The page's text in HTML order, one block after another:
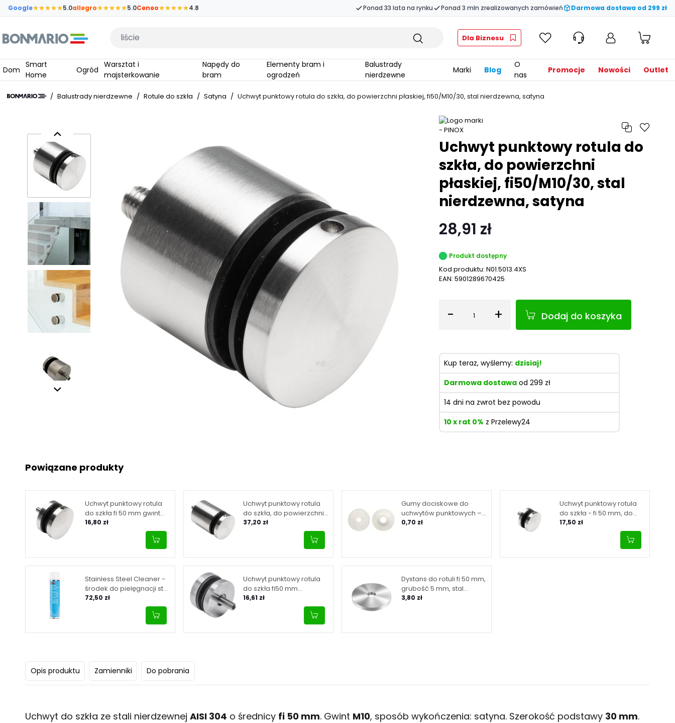
Przejdź do głównej zawartości strony
Google 5.0allegro 5.0Ceneo 4.8 Ponad 33 lata na rynku Ponad 3 mln zrealizowanych zamówień Darmowa dostawa od 299 zł
Wpisz czego szukasz Dla Biznesu
Dom
Smart
Home
Ogród
Warsztat i
majsterkowanie
Napędy do
bram
Elementy bram i
ogrodzeń
Balustrady
nierdzewne
Marki Blog
O
nas
Promocje Nowości Outlet
/ Balustrady nierdzewne / Rotule do szkła / Satyna / Uchwyt punktowy rotula do szkła, do powierzchni płaskiej, fi50/M10/30, stal nierdzewna, satyna
Powiązane produkty
Uchwyt punktowy rotula
do szkła fi 50 mm gwint
M8, mocowany do
płaskiej powierzchni,
16,80 zł
Uchwyt punktowy rotula
do szkła, do powierzchni
płaskiej, fi 50/M10/50, stal
nierdzewna, satyna
37,20 zł
Gumy dociskowe do
uchwytów punktowych –
białe, płaska + kołnierz, fi
0,70 zł
Uchwyt punktowy rotula
do szkła - fi 50 mm, do
powierzchni płaskiej, stal
nierdzewna, satynowy
17,50 zł
Stainless Steel Cleaner -
środek do pielęgnacji stali
nierdzewnej, poj. 600 ml,
72,50 zł
Uchwyt punktowy rotula
do szkła fi50 mm
mocowany do
powierzchni płaskiej, stal
16,61 zł
Dystans do rotuli fi 50 mm,
grubość 5 mm, stal
nierdzewna, satyna
3,80 zł
Opis produktu Zamienniki Do pobrania
Uchwyt do szkła ze stali nierdzewnej AISI 304 o średnicy fi 50 mm. Gwint M10, sposób wykończenia: satyna. Szerokość podstawy 30 mm.
Uchwyt punktowy rotula do
szkła, do powierzchni
płaskiej, fi50/M10/30, stal
nierdzewna, satyna
28,91 zł
Produkt dostępny
Kod produktu: N01.5013.4XS
EAN: 5901289670425
- Ilość + Dodaj do koszyka
Kup teraz, wyślemy: dzisiaj!
Darmowa dostawa od 299 zł
14 dni na zwrot bez powodu
10 x rat 0% z Przelewy24